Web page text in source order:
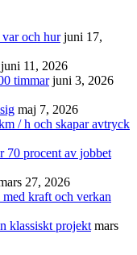
och hur juni 17,
juni 11, 2026
timmar juni 3, 2026
maj 7, 2026
/ h och skapar avtryck
70 procent av jobbet
27, 2026
kraft och verkan
klassiskt projekt mars